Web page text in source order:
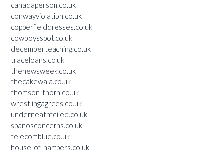
canadaperson.co.uk
conwayviolation.co.uk
copperfielddresses.co.uk
cowboysspot.co.uk
decemberteaching.co.uk
traceloans.co.uk
thenewsweek.co.uk
thecakewala.co.uk
thomson-thorn.co.uk
wrestlingagrees.co.uk
underneathfoiled.co.uk
spanosconcerns.co.uk
telecomblue.co.uk
house-of-hampers.co.uk